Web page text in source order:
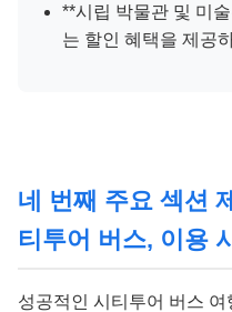
**시립 박물관 및 미
는 할인 혜택을 제공
네 번째 주요 섹션
티투어 버스, 이용
성공적인 시티투어 버스